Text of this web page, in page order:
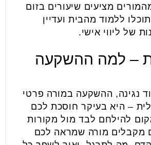
מציעים שיעורים בזום
ללמוד מהבית ועדיין
של ליווי אישי.
– למה ההשקעה
נגינה, ההשקעה במורה פרטי
– היא בעיקר חוסכת לכם
להילחם לבד מול מקורות
מקבלים מורה שמראה לכם